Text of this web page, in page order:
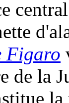
Figaro
de la